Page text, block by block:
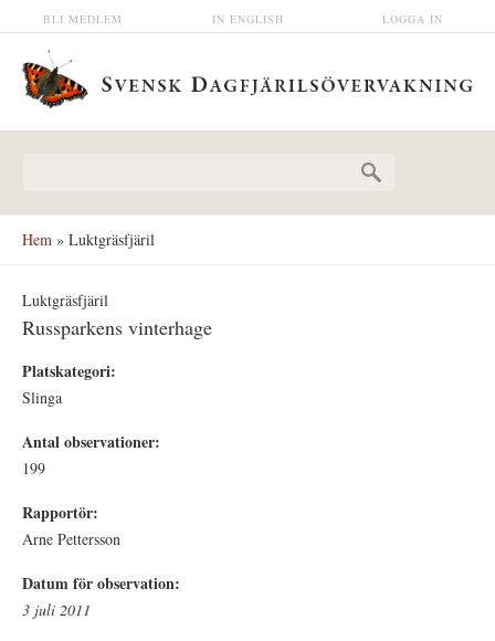
Hoppa till huvudinnehåll LOGGA IN
IN ENGLISH
BLI MEDLEM
Hem » Luktgräsfjäril
Luktgräsfjäril
Russparkens vinterhage
Platskategori:
Slinga
Antal observationer:
199
Rapportör:
Arne Pettersson
Datum för observation:
3 juli 2011